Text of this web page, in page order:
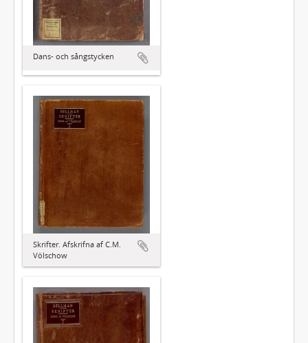
Dans- och sångstycken
Skrifter. Afskrifna af C.M.
Völschow